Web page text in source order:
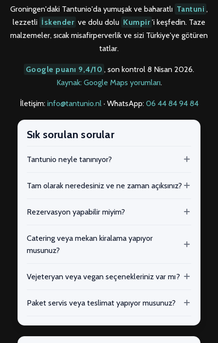
Groningen'daki Tantunio'da yumuşak ve baharatlı Tantuni ,
lezzetli İskender ve dolu dolu Kumpir 'i keşfedin. Taze
malzemeler, sıcak misafirperverlik ve sizi Türkiye'ye götüren
tatlar.
Google puanı 9,4/10 , son kontrol 8 Nisan 2026.
Kaynak: Google Maps yorumları.
İletişim: info@tantunio.nl· WhatsApp: 06 44 84 94 84
Sık sorulan sorular
Tantunio neyle tanınıyor?
Tam olarak neredesiniz ve ne zaman açıksınız?
Rezervasyon yapabilir miyim?
Catering veya mekan kiralama yapıyor
musunuz?
Vejeteryan veya vegan seçenekleriniz var mı?
Paket servis veya teslimat yapıyor musunuz?